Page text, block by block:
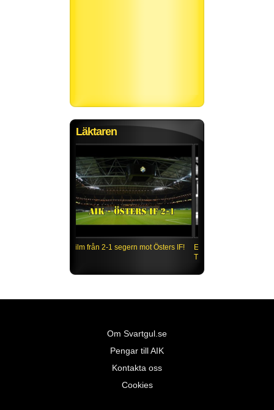
Läktaren
Film från 2-1 segern mot Östers IF!
Om Svartgul.se
Pengar till AIK
Kontakta oss
Cookies